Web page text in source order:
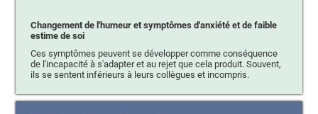
Changement de l'humeur et symptômes d'anxiété et de faible
estime de soi
Ces symptômes peuvent se développer comme conséquence
de l'incapacité à s'adapter et au rejet que cela produit. Souvent,
ils se sentent inférieurs à leurs collègues et incompris.